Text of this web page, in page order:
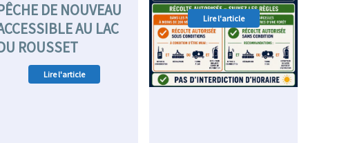
DE NOUVEAU
AU LAC
ROUSSET
Lire l'article
Lire l'article